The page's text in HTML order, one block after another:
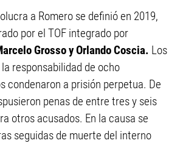
a Romero se definió en 2019,
por el TOF integrado por
Grosso y Orlando Coscia. Los
responsabilidad de ocho
condenaron a prisión perpetua. De
penas de entre tres y seis
otros acusados. En la causa se
seguidas de muerte del interno